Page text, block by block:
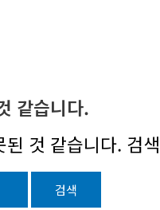
같습니다.
것 같습니다. 검